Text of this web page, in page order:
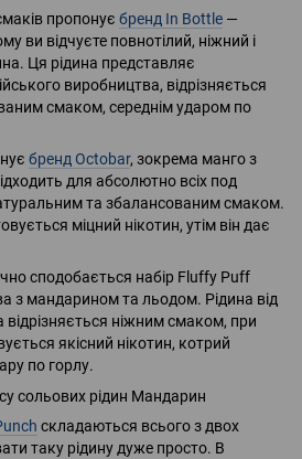
пропонує бренд In Bottle —
ви відчуєте повнотілий, ніжний і
Ця рідина представляє
виробництва, відрізняється
смаком, середнім ударом по
бренд Octobar, зокрема манго з
для абсолютно всіх под
та збалансованим смаком.
міцний нікотин, утім він дає
сподобається набір Fluffy Puff
з мандарином та льодом. Рідина від
відрізняється ніжним смаком, при
якісний нікотин, котрий
по горлу.
складаються всього з двох
таку рідину дуже просто. В